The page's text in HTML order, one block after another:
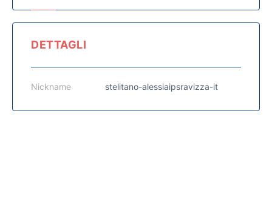
DETTAGLI
Nickname stelitano-alessiaipsravizza-it